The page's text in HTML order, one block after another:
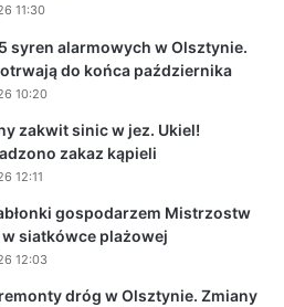
11:30
syren alarmowych w Olsztynie.
do końca października
10:20
zakwit sinic w jez. Ukiel!
zakaz kąpieli
12:11
gospodarzem Mistrzostw
siatkówce plażowej
12:03
dróg w Olsztynie. Zmiany